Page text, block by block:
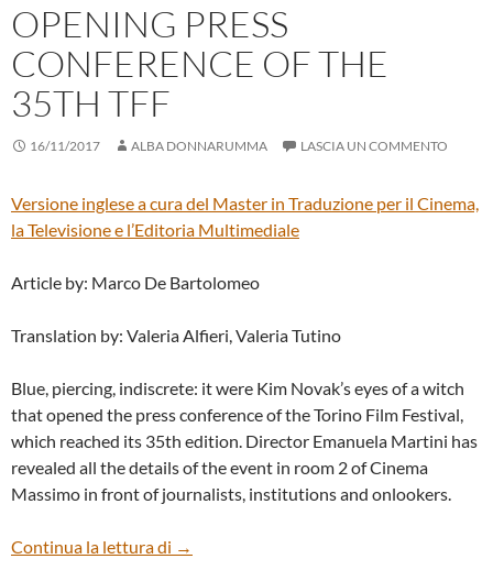
OPENING PRESS
CONFERENCE OF THE
35TH TFF
16/11/2017 ALBA DONNARUMMA LASCIA UN COMMENTO
Versione inglese a cura del Master in Traduzione per il Cinema,
la Televisione e l’Editoria Multimediale
Article by: Marco De Bartolomeo
Translation by: Valeria Alfieri, Valeria Tutino
Blue, piercing, indiscrete: it were Kim Novak’s eyes of a witch
that opened the press conference of the Torino Film Festival,
which reached its 35th edition. Director Emanuela Martini has
revealed all the details of the event in room 2 of Cinema
Massimo in front of journalists, institutions and onlookers.
Continua la lettura di Opening press conference of the 35th TFF
→